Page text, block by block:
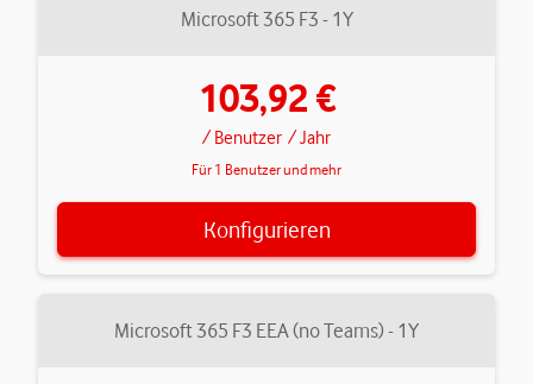
Microsoft 365 F3 - 1Y
103,92 €
/ Benutzer / Jahr
Für 1 Benutzer und mehr
Konfigurieren
Microsoft 365 F3 EEA (no Teams) - 1Y